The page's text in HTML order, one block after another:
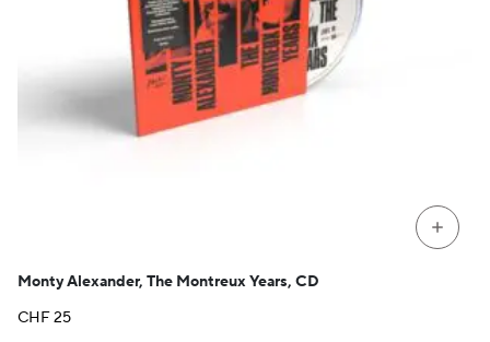
+
Monty Alexander, The Montreux Years, CD
CHF25